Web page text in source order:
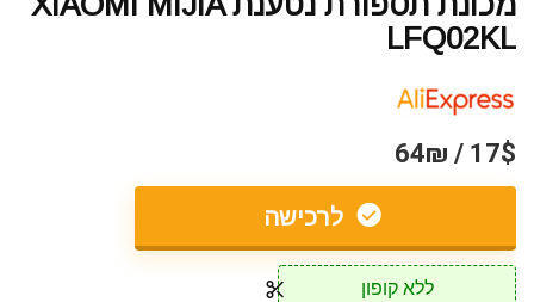
LFQ02KL
17$ / 64₪
לרכישה
ללא קופון